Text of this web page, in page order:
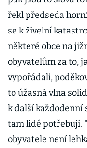
řekl předseda
se k živelní
některé obce na
obyvatelům za to,
vypořádali,
to úžasná vlna
k další každodenní
tam lidé potřebují.
obyvatele není